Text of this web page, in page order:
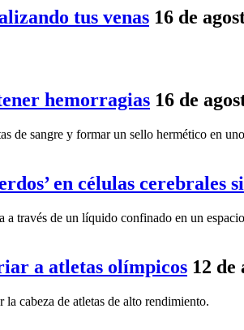
tus venas 16 de
hemorragias 16 de
de sangre y formar un sello hermético en
en células cerebrales
través de un líquido confinado en un
a atletas olímpicos 12 de
cabeza de atletas de alto rendimiento.